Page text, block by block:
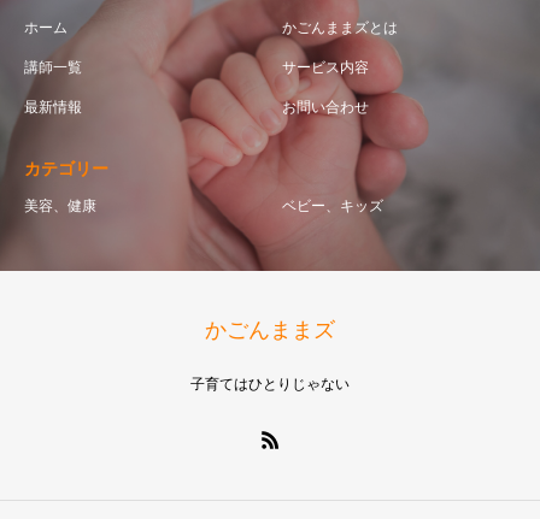
ホーム かごんままズとは
講師一覧 サービス内容
最新情報 お問い合わせ
カテゴリー
美容、健康 ベビー、キッズ
かごんままズ
子育てはひとりじゃない